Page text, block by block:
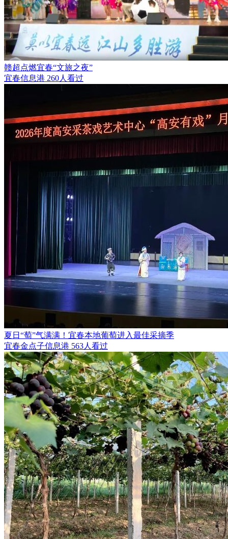
赣超点燃宜春“文旅之夜”
宜春信息港 260人看过
夏日“萄”气满满！宜春本地葡萄进入最佳采摘季
宜春金点子信息港 563人看过